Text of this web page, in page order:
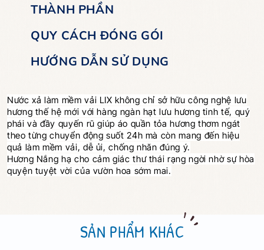
THÀNH PHẦN
QUY CÁCH ĐÓNG GÓI
HƯỚNG DẪN SỬ DỤNG
Nước xả làm mềm vải LIX không chỉ sở hữu công nghệ lưu
hương thế hệ mới với hàng ngàn hạt lưu hương tinh tế, quý
phái và đầy quyến rũ giúp áo quần tỏa hương thơm ngát
theo từng chuyển động suốt 24h mà còn mang đến hiệu
quả làm mềm vải, dễ ủi, chống nhăn đúng ý.
Hương Nắng hạ cho cảm giác thư thái rạng ngời nhờ sự hòa
quyện tuyệt vời của vườn hoa sớm mai.
SẢN PHẨM KHÁC